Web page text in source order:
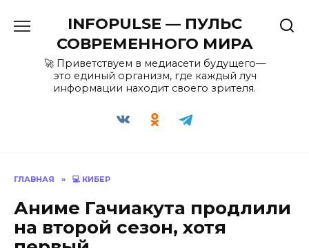
содержанию
INFOPULSE — ПУЛЬС
СОВРЕМЕННОГО МИРА
🚀 Приветствуем в медиасети будущего—
это единый организм, где каждый луч
информации находит своего зрителя.
ГЛАВНАЯ » 💻 КИБЕР
Аниме Гачиакута продлили
на второй сезон, хотя